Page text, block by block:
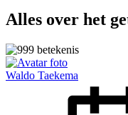
Alles over het
Waldo Taekema